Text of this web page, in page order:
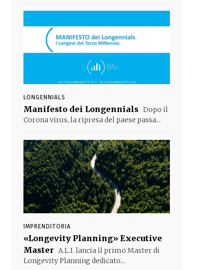
LONGENNIALS
Manifesto dei Longennials Dopo il
Corona virus, la ripresa del paese passa...
IMPRENDITORIA
«Longevity Planning» Executive
Master A.L.I. lancia il primo Master di
Longevity Planning dedicato...